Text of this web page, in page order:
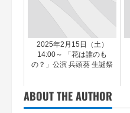
2025年2月15日（土）
14:00～ 「花は誰のも
の？」公演 兵頭葵 生誕祭
ABOUT THE AUTHOR